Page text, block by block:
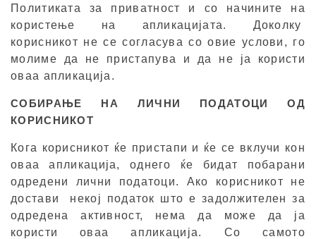
Политиката за приватност и со начините на
користење на апликацијата. Доколку
корисникот не се согласува со овие услови, го
молиме да не пристапува и да не ја користи
оваа апликација.
СОБИРАЊЕ НА ЛИЧНИ ПОДАТОЦИ ОД
КОРИСНИКОТ
Кога корисникот ќе пристапи и ќе се вклучи кон
оваа апликација, однего ќе бидат побарани
одредени лични податоци. Ако корисникот не
достави некој податок што е задолжителен за
одредена активност, нема да може да ја
користи оваа апликација. Со самото